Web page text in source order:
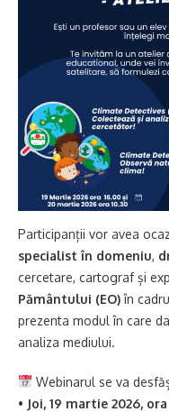
Participanții vor avea
specialist în domeniu,
cercetare, cartograf și
Pământului (EO)în
prezenta modul în care
analiza mediului.
Webinarul se va
• Joi, 19 martie 2026,